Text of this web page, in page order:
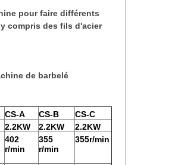
pour faire différents
compris des fils d'acier
de barbelé
CS-A CS-B
CS-C
2.2KW 2.2KW
2.2KW
402
r/min
355
r/min
355r/min